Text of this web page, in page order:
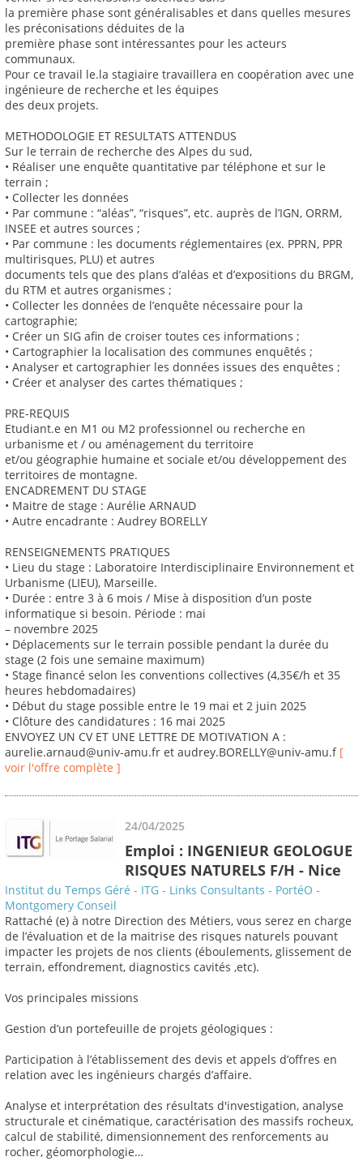
la première phase sont généralisables et dans quelles mesures
les préconisations déduites de la
première phase sont intéressantes pour les acteurs
communaux.
Pour ce travail le.la stagiaire travaillera en coopération avec une
ingénieure de recherche et les équipes
des deux projets.
METHODOLOGIE ET RESULTATS ATTENDUS
Sur le terrain de recherche des Alpes du sud,
• Réaliser une enquête quantitative par téléphone et sur le
terrain ;
• Collecter les données
• Par commune : “aléas”, “risques”, etc. auprès de l’IGN, ORRM,
INSEE et autres sources ;
• Par commune : les documents réglementaires (ex. PPRN, PPR
multirisques, PLU) et autres
documents tels que des plans d’aléas et d’expositions du BRGM,
du RTM et autres organismes ;
• Collecter les données de l’enquête nécessaire pour la
cartographie;
• Créer un SIG afin de croiser toutes ces informations ;
• Cartographier la localisation des communes enquêtés ;
• Analyser et cartographier les données issues des enquêtes ;
• Créer et analyser des cartes thématiques ;
PRE-REQUIS
Etudiant.e en M1 ou M2 professionnel ou recherche en
urbanisme et / ou aménagement du territoire
et/ou géographie humaine et sociale et/ou développement des
territoires de montagne.
ENCADREMENT DU STAGE
• Maitre de stage : Aurélie ARNAUD
• Autre encadrante : Audrey BORELLY
RENSEIGNEMENTS PRATIQUES
• Lieu du stage : Laboratoire Interdisciplinaire Environnement et
Urbanisme (LIEU), Marseille.
• Durée : entre 3 à 6 mois / Mise à disposition d’un poste
informatique si besoin. Période : mai
– novembre 2025
• Déplacements sur le terrain possible pendant la durée du
stage (2 fois une semaine maximum)
• Stage financé selon les conventions collectives (4,35€/h et 35
heures hebdomadaires)
• Début du stage possible entre le 19 mai et 2 juin 2025
• Clôture des candidatures : 16 mai 2025
ENVOYEZ UN CV ET UNE LETTRE DE MOTIVATION A :
aurelie.arnaud@univ-amu.fr et audrey.BORELLY@univ-amu.f [
voir l'offre complète ]
24/04/2025
Emploi : INGENIEUR GEOLOGUE
RISQUES NATURELS F/H - Nice
Institut du Temps Géré - ITG - Links Consultants - PortéO -
Montgomery Conseil
Rattaché (e) à notre Direction des Métiers, vous serez en charge
de l’évaluation et de la maitrise des risques naturels pouvant
impacter les projets de nos clients (éboulements, glissement de
terrain, effondrement, diagnostics cavités ,etc).
Vos principales missions
Gestion d’un portefeuille de projets géologiques :
Participation à l’établissement des devis et appels d’offres en
relation avec les ingénieurs chargés d’affaire.
Analyse et interprétation des résultats d'investigation, analyse
structurale et cinématique, caractérisation des massifs rocheux,
calcul de stabilité, dimensionnement des renforcements au
rocher, géomorphologie…